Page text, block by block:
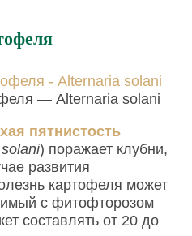
— Alternaria solani
пятнистость
solani) поражает клубни,
развития
картофеля может
с фитофторозом
составлять от 20 до